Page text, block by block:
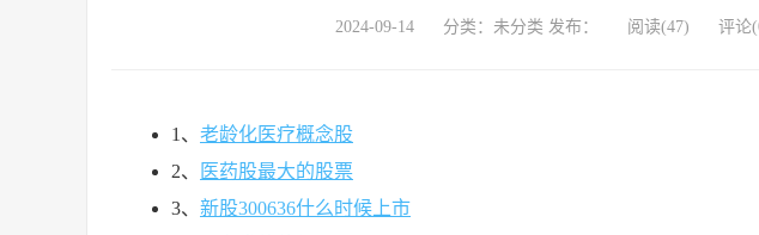
2024-09-14 分类：未分类 发布： 阅读(47) 评论
1、 老龄化医疗概念股
2、
医药股最大的股票
3、 新股300636什么时候上市